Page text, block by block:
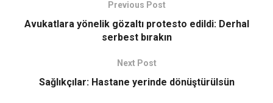
Previous Post
Avukatlara yönelik gözaltı protesto edildi: Derhal
serbest bırakın
Next Post
Sağlıkçılar: Hastane yerinde dönüştürülsün